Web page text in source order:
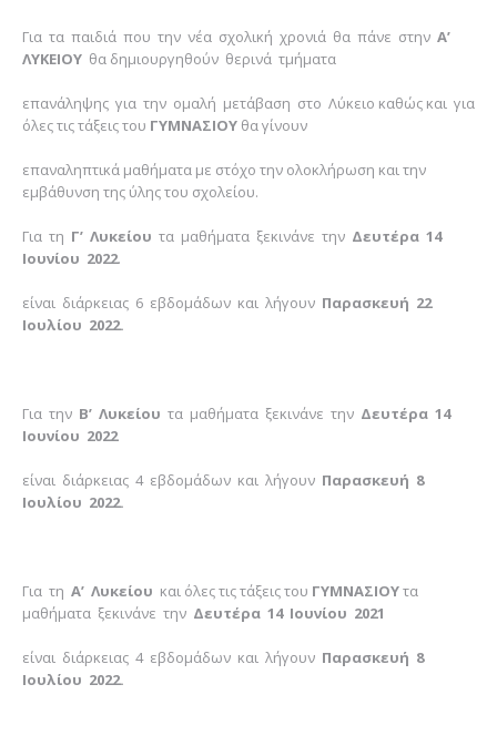
Για τα παιδιά που την νέα σχολική χρονιά θα πάνε στην Α’
ΛΥΚΕΙΟΥ θα δημιουργηθούν θερινά τμήματα
επανάληψης για την ομαλή μετάβαση στο Λύκειο καθώς και για
όλες τις τάξεις του ΓΥΜΝΑΣΙΟΥ θα γίνουν
επαναληπτικά μαθήματα με στόχο την ολοκλήρωση και την
εμβάθυνση της ύλης του σχολείου.
Για τη Γ’ Λυκείου τα μαθήματα ξεκινάνε την Δευτέρα 14
Ιουνίου 2022.
είναι διάρκειας 6 εβδομάδων και λήγουν Παρασκευή 22
Ιουλίου 2022.
Για την Β’ Λυκείου τα μαθήματα ξεκινάνε την Δευτέρα 14
Ιουνίου 2022
είναι διάρκειας 4 εβδομάδων και λήγουν Παρασκευή 8
Ιουλίου 2022.
Για τη Α’ Λυκείου και όλες τις τάξεις του ΓΥΜΝΑΣΙΟΥτα
μαθήματα ξεκινάνε την Δευτέρα 14 Ιουνίου 2021
είναι διάρκειας 4 εβδομάδων και λήγουν Παρασκευή 8
Ιουλίου 2022.